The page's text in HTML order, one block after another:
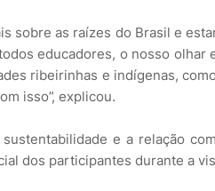
sobre as raízes do Brasil e
educadores, o nosso olhar
ribeirinhas e indígenas,
isso”, explicou.
e a relação
dos participantes durante a